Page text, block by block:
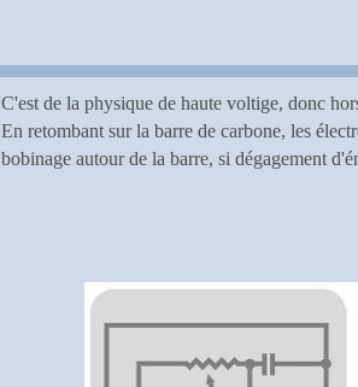
C'est de la physique de haute voltige, donc
En retombant sur la barre de carbone, les
bobinage autour de la barre, si dégagement